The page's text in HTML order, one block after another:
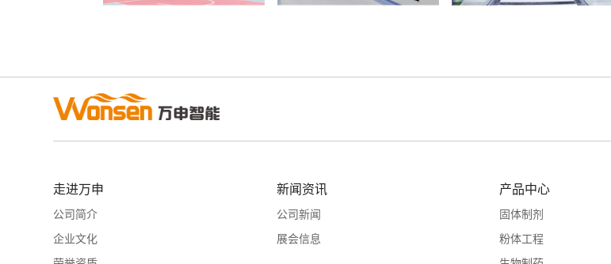
走进万申
公司简介
企业文化
新闻资讯
公司新闻
展会信息
产品中心
固体制剂
粉体工程